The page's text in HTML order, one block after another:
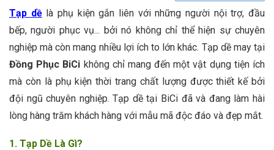
Tạp dềlà phụ kiện gắn liên với những người nội trợ, đầu
bếp, người phục vụ... bởi nó không chỉ thể hiện sự chuyên
nghiệp mà còn mang nhiều lợi ích to lớn khác. Tạp dề may tại
Đồng Phục BiCi không chỉ mang đến một vật dụng tiện ích
mà còn là phụ kiện thời trang chất lượng được thiết kế bởi
đội ngũ chuyên nghiệp. Tạp dề tại BiCi đã và đang làm hài
lòng hàng trăm khách hàng với mẫu mã độc đáo và đẹp mắt.
1. Tạp Dề Là Gì?